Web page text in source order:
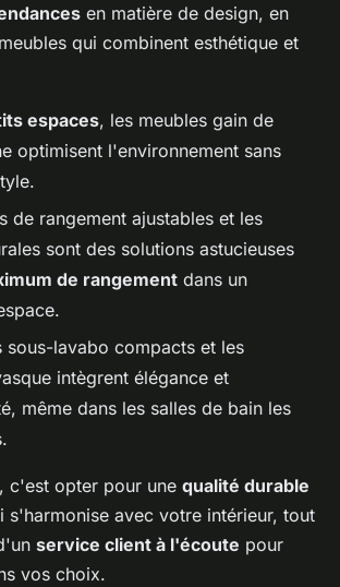
en matière de design, en
qui combinent esthétique et
espaces, les meubles gain de
optimisent l'environnement sans
de rangement ajustables et les
sont des solutions astucieuses
de rangement dans un
sous-lavabo compacts et les
intègrent élégance et
même dans les salles de bain les
c'est opter pour une qualité durable
s'harmonise avec votre intérieur, tout
service client à l'écoute pour
vos choix.